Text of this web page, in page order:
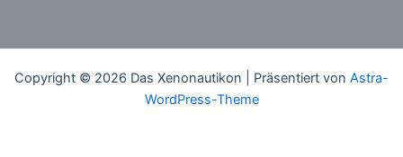
Copyright © 2026 Das Xenonautikon | Präsentiert von Astra-
WordPress-Theme